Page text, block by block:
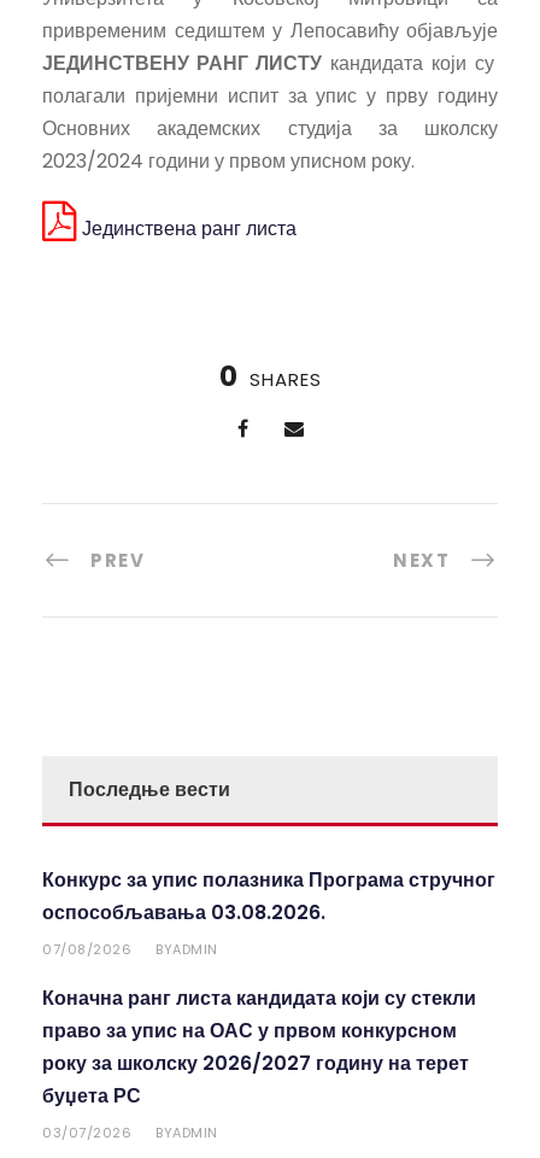
привременим седиштем у Лепосавићу објављује
ЈЕДИНСТВЕНУ РАНГ ЛИСТУ кандидата који су
полагали пријемни испит за упис у прву годину
Основних академских студија за школску
2023/2024 години у првом уписном року.
Јединствена ранг листа
0 SHARES
PREV NEXT
Последње вести
Конкурс за упис полазника Програма стручног
оспособљавања 03.08.2026.
07/08/2026 BYADMIN
Коначна ранг листа кандидата који су стекли
право за упис на ОАС у првом конкурсном
року за школску 2026/2027 годину на терет
буџета РС
03/07/2026 BYADMIN